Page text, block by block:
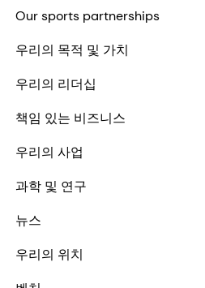
Our sports partnerships
우리의 목적 및 가치
우리의 리더십
책임 있는 비즈니스
우리의 사업
과학 및 연구
뉴스
우리의 위치